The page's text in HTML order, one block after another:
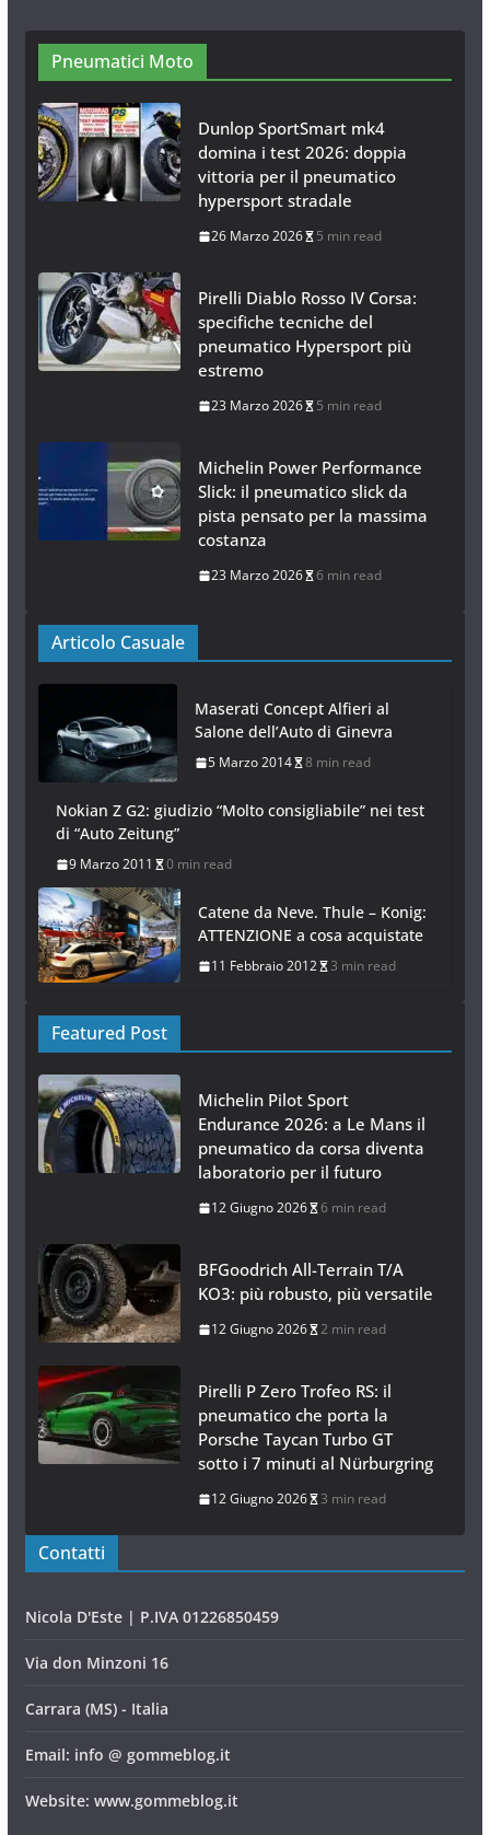
Pneumatici Moto
Dunlop SportSmart mk4
domina i test 2026: doppia
vittoria per il pneumatico
hypersport stradale
26 Marzo 2026 5 min read
Pirelli Diablo Rosso IV Corsa:
specifiche tecniche del
pneumatico Hypersport più
estremo
23 Marzo 2026 5 min read
Michelin Power Performance
Slick: il pneumatico slick da
pista pensato per la massima
costanza
23 Marzo 2026 6 min read
Articolo Casuale
Maserati Concept Alfieri al
Salone dell’Auto di Ginevra
5 Marzo 2014 8 min read
Nokian Z G2: giudizio “Molto consigliabile” nei test
di “Auto Zeitung”
9 Marzo 2011 0 min read
Catene da Neve. Thule – Konig:
ATTENZIONE a cosa acquistate
11 Febbraio 2012 3 min read
Featured Post
Michelin Pilot Sport
Endurance 2026: a Le Mans il
pneumatico da corsa diventa
laboratorio per il futuro
12 Giugno 2026 6 min read
BFGoodrich All-Terrain T/A
KO3: più robusto, più versatile
12 Giugno 2026 2 min read
Pirelli P Zero Trofeo RS: il
pneumatico che porta la
Porsche Taycan Turbo GT
sotto i 7 minuti al Nürburgring
12 Giugno 2026 3 min read
Contatti
Nicola D'Este | P.IVA 01226850459
Via don Minzoni 16
Carrara (MS) - Italia
Email: info @ gommeblog.it
Website: www.gommeblog.it